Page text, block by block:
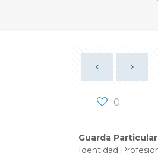
0
Guarda
Identidad